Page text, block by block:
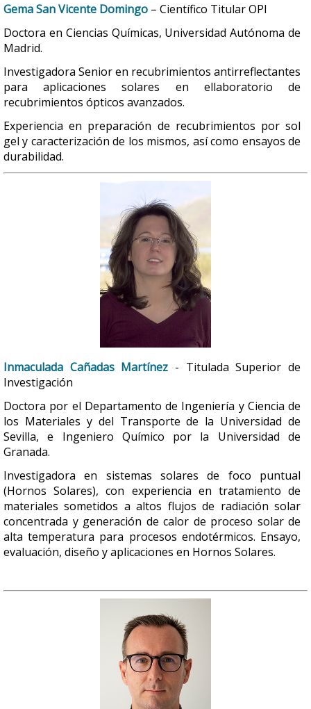
Gema San Vicente Domingo – Científico Titular OPI
Doctora en Ciencias Químicas, Universidad Autónoma de
Madrid.
Investigadora Senior en recubrimientos antirreflectantes
para aplicaciones solares en ellaboratorio de
recubrimientos ópticos avanzados.
Experiencia en preparación de recubrimientos por sol
gel y caracterización de los mismos, así como ensayos de
durabilidad.
Inmaculada Cañadas Martínez - Titulada Superior de
Investigación
Doctora por el Departamento de Ingeniería y Ciencia de
los Materiales y del Transporte de la Universidad de
Sevilla, e Ingeniero Químico por la Universidad de
Granada.
Investigadora en sistemas solares de foco puntual
(Hornos Solares), con experiencia en tratamiento de
materiales sometidos a altos flujos de radiación solar
concentrada y generación de calor de proceso solar de
alta temperatura para procesos endotérmicos. Ensayo,
evaluación, diseño y aplicaciones en Hornos Solares.